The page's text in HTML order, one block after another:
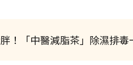
！「中醫減脂茶」除濕排毒